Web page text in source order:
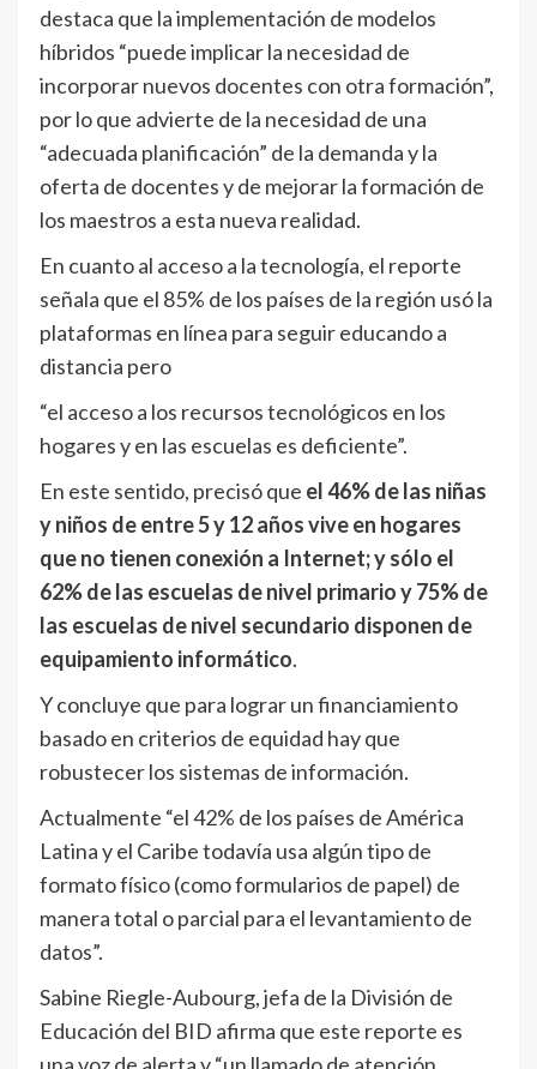
destaca que la implementación de modelos
híbridos “puede implicar la necesidad de
incorporar nuevos docentes con otra formación”,
por lo que advierte de la necesidad de una
“adecuada planificación” de la demanda y la
oferta de docentes y de mejorar la formación de
los maestros a esta nueva realidad.
En cuanto al acceso a la tecnología, el reporte
señala que el 85% de los países de la región usó la
plataformas en línea para seguir educando a
distancia pero
“el acceso a los recursos tecnológicos en los
hogares y en las escuelas es deficiente”.
En este sentido, precisó que el 46% de las niñas
y niños de entre 5 y 12 años vive en hogares
que no tienen conexión a Internet; y sólo el
62% de las escuelas de nivel primario y 75% de
las escuelas de nivel secundario disponen de
equipamiento informático.
Y concluye que para lograr un financiamiento
basado en criterios de equidad hay que
robustecer los sistemas de información.
Actualmente “el 42% de los países de América
Latina y el Caribe todavía usa algún tipo de
formato físico (como formularios de papel) de
manera total o parcial para el levantamiento de
datos”.
Sabine Riegle-Aubourg, jefa de la División de
Educación del BID afirma que este reporte es